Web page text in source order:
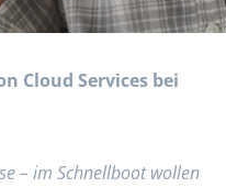
Cloud Services bei
– im Schnellboot wollen